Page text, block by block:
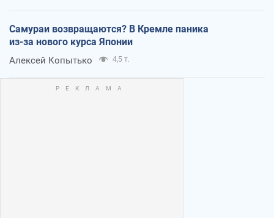
Самураи возвращаются? В Кремле паника
из-за нового курса Японии
Алексей Копытько 4,5 т.